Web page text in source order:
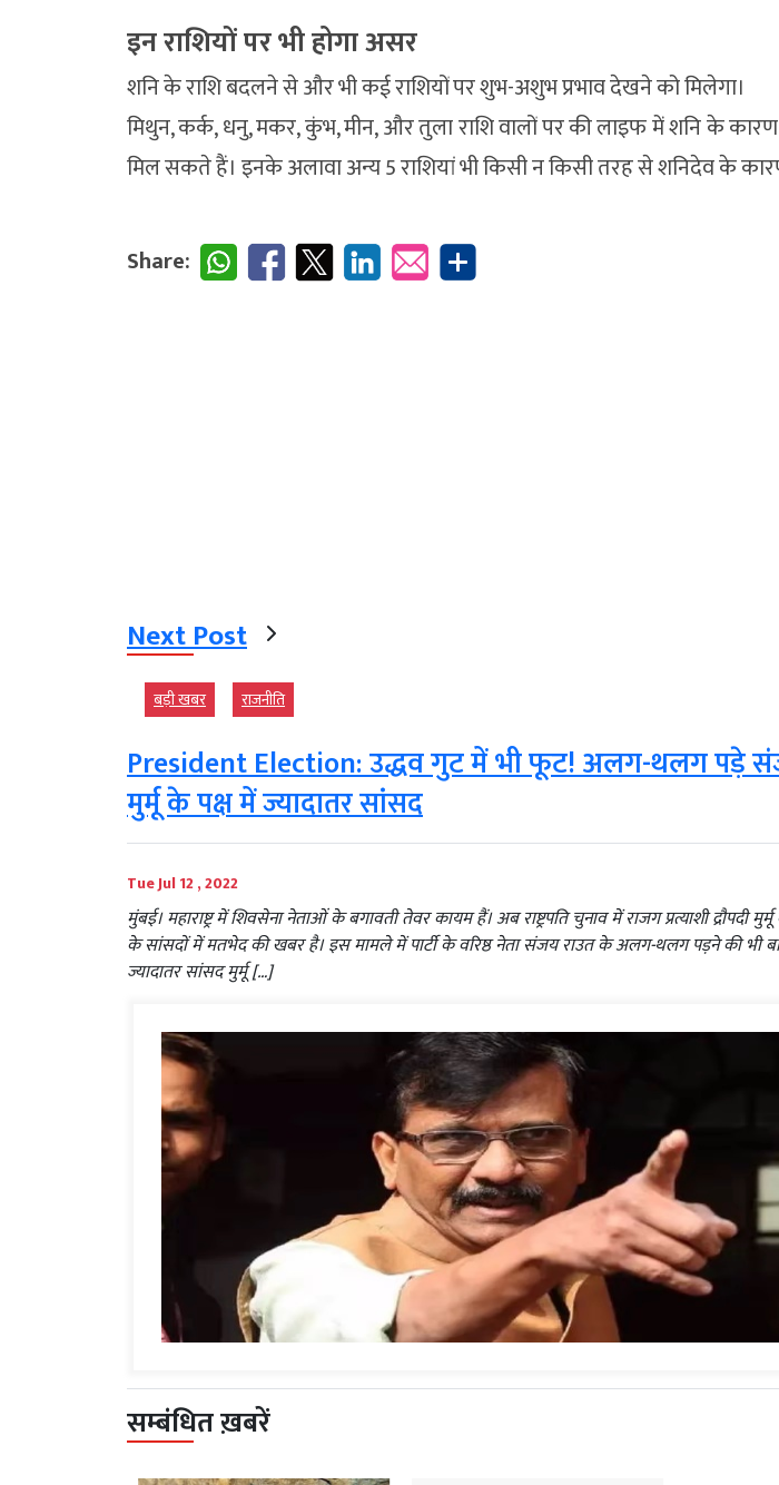
इन राशियों पर भी होगा असर
शनि के राशि बदलने से और भी कई राशियों पर शुभ-अशुभ प्रभाव देखने को मिलेगा।
मिथुन, कर्क, धनु, मकर, कुंभ, मीन, और तुला राशि वालों पर की लाइफ में शनि के
मिल सकते हैं। इनके अलावा अन्य 5 राशियां भी किसी न किसी तरह से शनिदेव के कारण
Share:
Next Post
बड़ी खबर राजनीति
President Election: उद्धव गुट में भी फूट! अलग-थलग पड़े
मुर्मू के पक्ष में ज्यादातर सांसद
Tue Jul 12 , 2022
मुंबई। महाराष्ट्र में शिवसेना नेताओं के बगावती तेवर कायम हैं। अब राष्ट्रपति चुनाव में राजग प्रत्याशी द्रौपदी
के सांसदों में मतभेद की खबर है। इस मामले में पार्टी के वरिष्ठ नेता संजय राउत के अलग-थलग पड़ने की भी
ज्यादातर सांसद मुर्मू […]
सम्बंधित ख़बरें